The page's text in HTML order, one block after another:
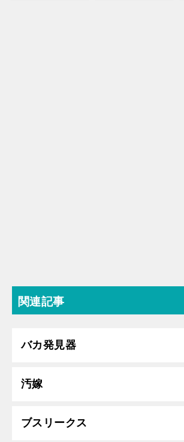
関連記事
バカ発見器
汚嫁
ブスリークス